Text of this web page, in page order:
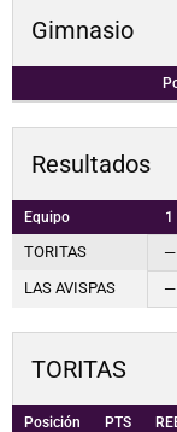
Gimnasio
Resultados
Equipo 1
TORITAS —
LAS AVISPAS
—
TORITAS
Posición PTS